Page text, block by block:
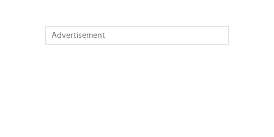
Advertisement